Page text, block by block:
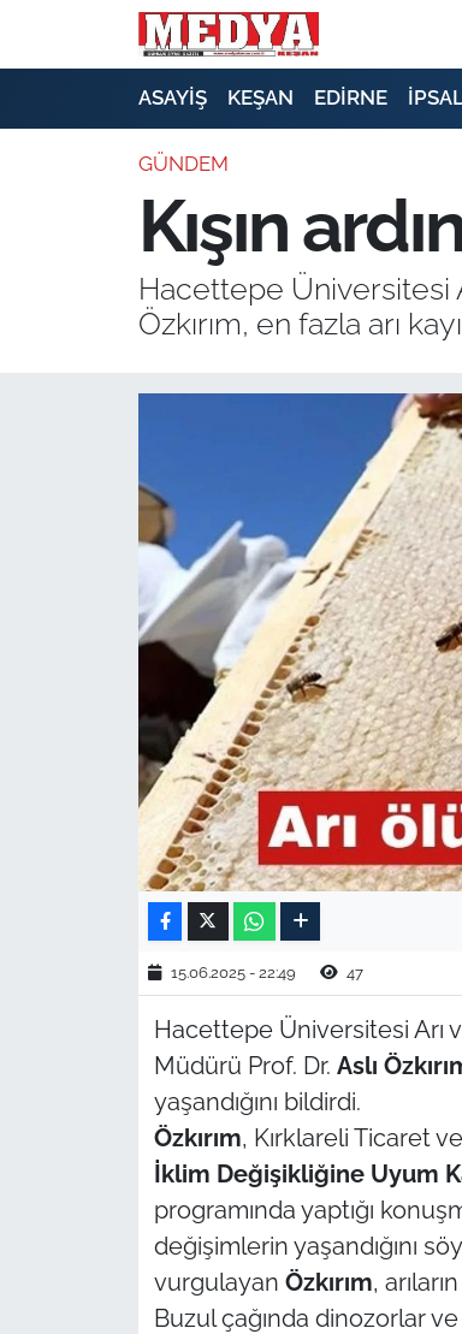
ASAYİŞ KEŞAN EDİRNE
GÜNDEM
Kışın
Hacettepe Üniversitesi
Özkırım, en fazla arı
15.06.2025 - 22:49 47
Hacettepe Üniversitesi Arı
Müdürü Prof. Dr. Aslı
yaşandığını bildirdi.
Özkırım, Kırklareli Ticaret
İklim Değişikliğine Uyum
programında yaptığı
değişimlerin yaşandığını
vurgulayan Özkırım,
Buzul çağında dinozorlar
E-GAZETE
SİYASET
GÜNDEM
EKONOMİ
TARIM VE HAYVANCILIK
KÜLTÜR SANAT
EDİRNE
ÇANAKKALE
TÜRKİYE